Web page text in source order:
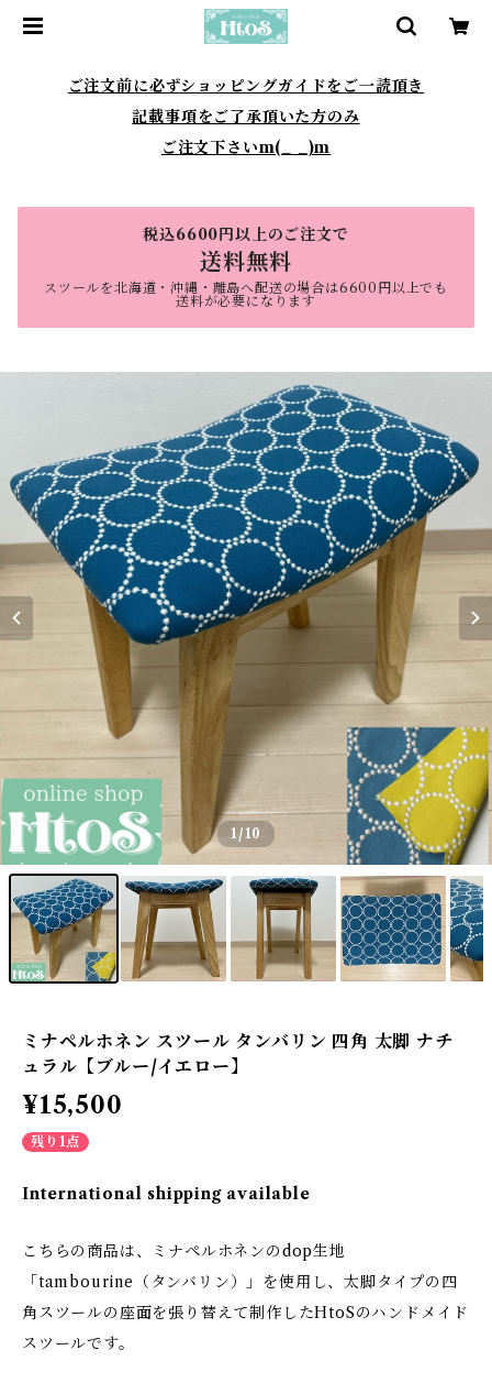
ご注文前に必ずショッピングガイドをご一読頂き
記載事項をご了承頂いた方のみ
ご注文下さいm(_ _)m
税込6600円以上のご注文で
送料無料
スツールを北海道・沖縄・離島へ配送の場合は6600円以上でも
送料が必要になります
1/10
ミナペルホネン スツール タンバリン 四角 太脚 ナチ
ュラル【ブルー/イエロー】
¥15,500
残り1点
International shipping available
こちらの商品は、ミナペルホネンのdop生地
「tambourine（タンバリン）」を使用し、太脚タイプの四
角スツールの座面を張り替えて制作したHtoSのハンドメイド
スツールです。